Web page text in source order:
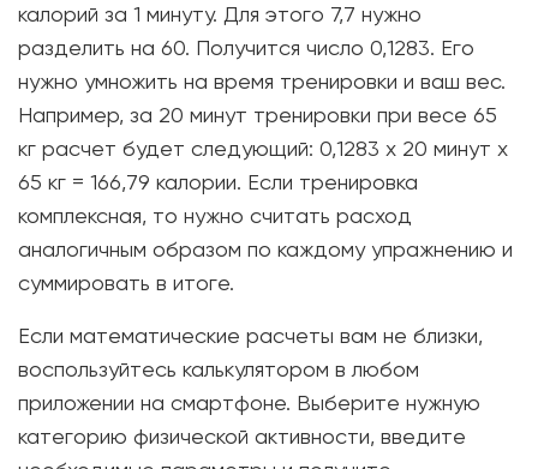
калорий за 1 минуту. Для этого 7,7 нужно
разделить на 60. Получится число 0,1283. Его
нужно умножить на время тренировки и ваш вес.
Например, за 20 минут тренировки при весе 65
кг расчет будет следующий: 0,1283 х 20 минут х
65 кг = 166,79 калории. Если тренировка
комплексная, то нужно считать расход
аналогичным образом по каждому упражнению и
суммировать в итоге.
Если математические расчеты вам не близки,
воспользуйтесь калькулятором в любом
приложении на смартфоне. Выберите нужную
категорию физической активности, введите